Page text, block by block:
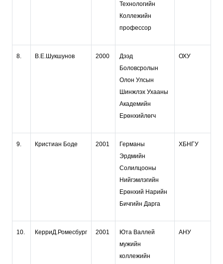
Технологийн
Коллежийн
профессор
8. В.Е.Шукшунов 2000
Дээд
Боловсролын
Олон Улсын
Шинжлэх Ухааны
Академийн
Ерөнхийлөгч
ОХУ
9. Кристиан Боде 2001
Германы
Эрдмийн
Солилцооны
Нийгэмлэгийн
Ерөнхий Нарийн
Бичгийн Дарга
ХБНГУ
10. КерриД.Ромесбург 2001
Юта Валлей
мужийн
коллежийн
АНУ